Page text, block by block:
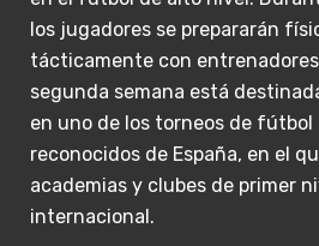
los jugadores se prepararán
tácticamente con
segunda semana está
en uno de los torneos de fútbol
reconocidos de España, en el
academias y clubes de primer
internacional.